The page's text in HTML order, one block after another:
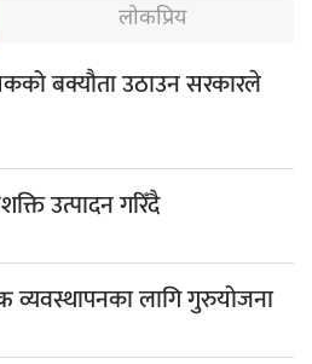
लोकप्रिय
बक्यौता उठाउन सरकारले
उत्पादन गरिँदै
व्यवस्थापनका लागि गुरुयोजना